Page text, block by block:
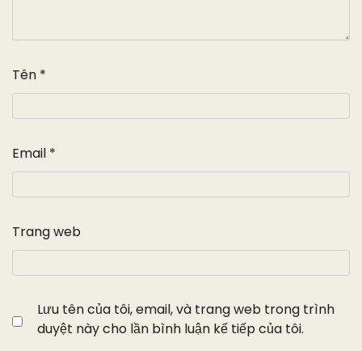
Tên *
Email *
Trang web
Lưu tên của tôi, email, và trang web trong trình
duyệt này cho lần bình luận kế tiếp của tôi.